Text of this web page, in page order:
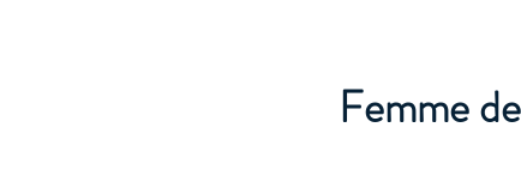
Femme